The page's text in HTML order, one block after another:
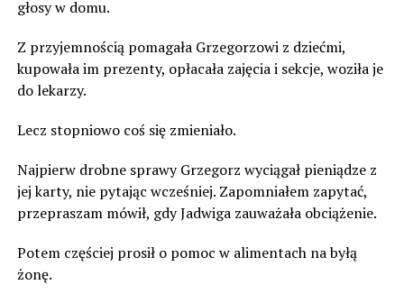
głosy w domu.
Z przyjemnością pomagała Grzegorzowi z dziećmi,
kupowała im prezenty, opłacała zajęcia i sekcje, woziła je
do lekarzy.
Lecz stopniowo coś się zmieniało.
Najpierw drobne sprawy Grzegorz wyciągał pieniądze z
jej karty, nie pytając wcześniej. Zapomniałem zapytać,
przepraszam mówił, gdy Jadwiga zauważała obciążenie.
Potem częściej prosił o pomoc w alimentach na byłą
żonę.